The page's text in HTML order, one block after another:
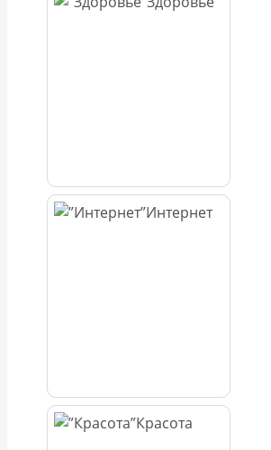
Интернет
Красота